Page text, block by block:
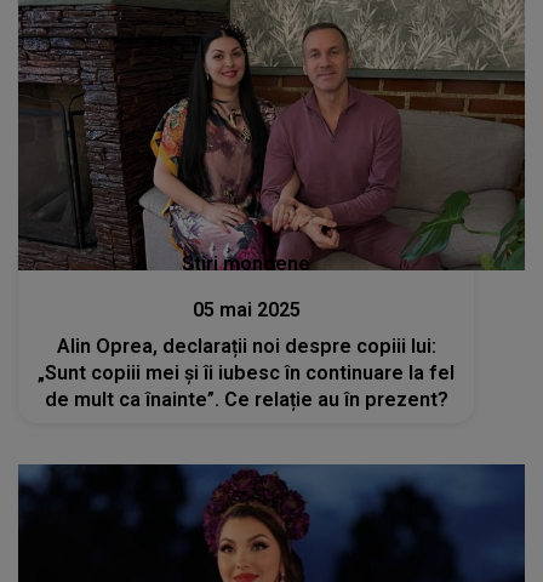
Stiri mondene
05 mai 2025
Alin Oprea, declarații noi despre copiii lui:
„Sunt copiii mei și îi iubesc în continuare la fel
de mult ca înainte”. Ce relație au în prezent?